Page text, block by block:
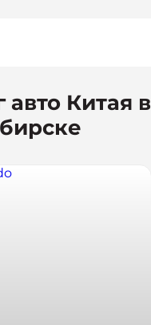
авто Китая в